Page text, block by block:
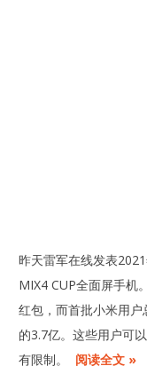
昨天雷军在线发表
MIX4 CUP全面屏手机
红包，而首批小米用
的3.7亿。这些用户可
有限制。
阅读全文 »